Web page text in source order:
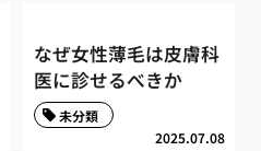
なぜ女性薄毛は皮膚科
医に診せるべきか
2025.07.08
未分類